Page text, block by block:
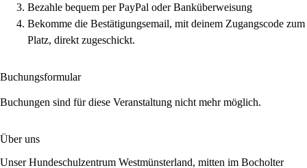
Bezahle bequem per PayPal oder Banküberweisung
Bekomme die Bestätigungsemail, mit deinem Zugangscode zum
Platz, direkt zugeschickt.
Buchungsformular
Buchungen sind für diese Veranstaltung nicht mehr möglich.
Über uns
Unser Hundeschulzentrum Westmünsterland, mitten im Bocholter